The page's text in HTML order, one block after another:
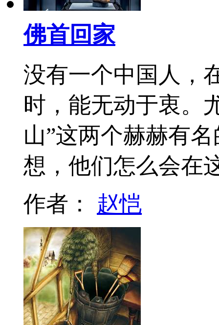
佛首回家
没有一个中国人，
时，能无动于衷。
山”这两个赫赫有
想，他们怎么会
作者： 赵恺